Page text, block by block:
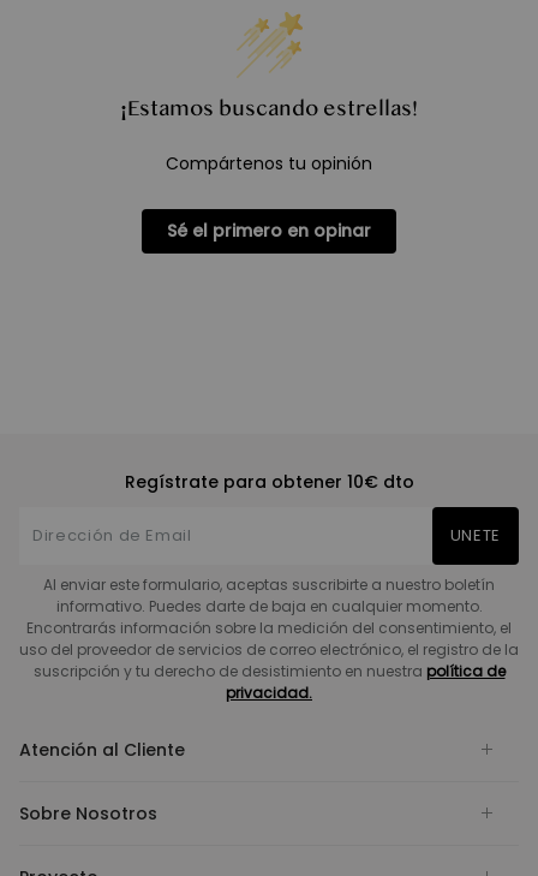
¡Estamos buscando estrellas!
Compártenos tu opinión
Sé el primero en opinar
Regístrate para obtener 10€ dto
UNETE
Al enviar este formulario, aceptas suscribirte a nuestro boletín
informativo. Puedes darte de baja en cualquier momento.
Encontrarás información sobre la medición del consentimiento, el
uso del proveedor de servicios de correo electrónico, el registro de la
suscripción y tu derecho de desistimiento en nuestra política de
privacidad.
Atención al Cliente
Sobre Nosotros